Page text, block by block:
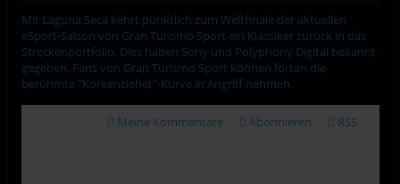
Mit Laguna Seca kehrt pünktlich zum Weltfinale der aktuellen
eSport-Saison von Gran Turismo Sport ein Klassiker zurück in das
Streckenportfolio. Dies haben Sony und Polyphony Digital bekannt
gegeben. Fans von Gran Turismo Sport können fortan die
berühmte "Korkenzieher"-Kurve in Angriff nehmen.
Meine Kommentare Abonnieren RSS